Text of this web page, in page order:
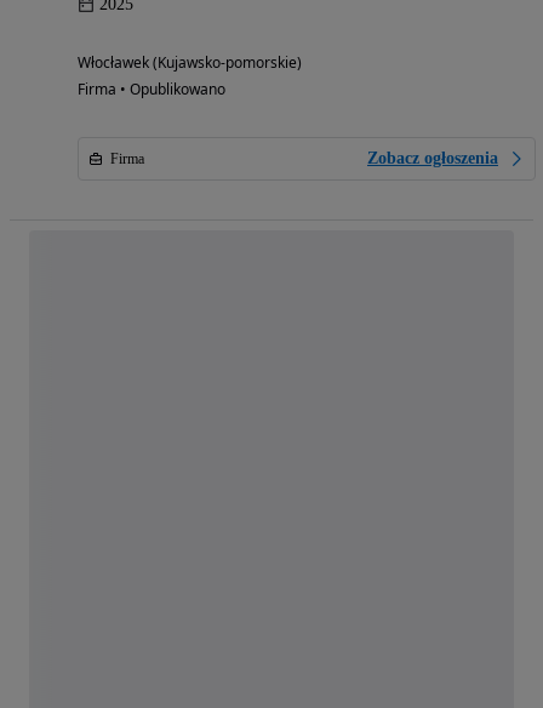
2025
Włocławek (Kujawsko-pomorskie)
Firma • Opublikowano
Firma Zobacz ogłoszenia